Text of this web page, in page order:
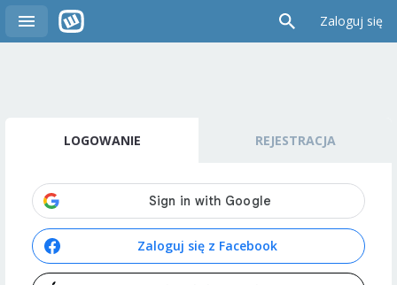
Zaloguj się
LOGOWANIE REJESTRACJA
Zaloguj się z Facebook